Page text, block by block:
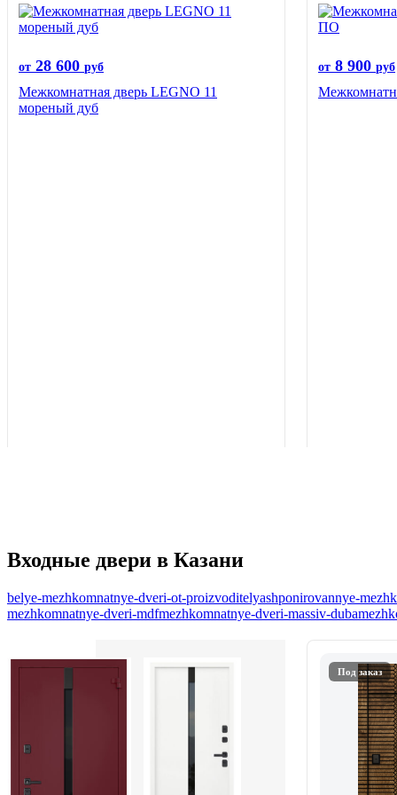
от 28 600 руб
Межкомнатная дверь LEGNO 11
мореный дуб
от 8 900 руб
Входные двери в Казани
belye-mezhkomnatnye-dveri-ot-proizvoditelyashponirovannye-
mezhkomnatnye-dveri-mdfmezhkomnatnye-dveri-massiv-duba
Под заказ